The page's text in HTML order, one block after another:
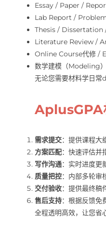
Essay / Paper /
Lab Report /
Thesis / Dissertation
Literature Review /
Online Course代修 /
数学建模（Modeling
无论您需要材料学日
AplusGPA
需求提交：提供课程大
方案匹配：快速评估并
写作沟通：实时进度更
质量把控：内部多轮审
交付验收：提供最终稿
售后支持：根据反馈免
全程透明高效，让您省